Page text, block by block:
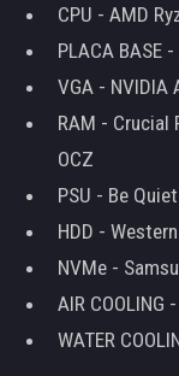
CPU - AMD
PLACA BASE
VGA - NVIDIA
RAM - Crucial
OCZ
PSU - Be
HDD -
NVMe -
AIR
WATER